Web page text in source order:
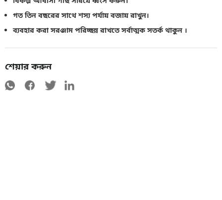
গত তিন বছরের সাথে শস্য পর্যায় বজায় রাখুন।
ব্যবহার করা সরঞ্জাম পরিচ্ছন্ন রাখতে সর্বাত্মক সতর্ক থাকুন ।
শেয়ার করুন